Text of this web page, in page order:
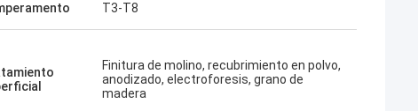
T3-T8
Finitura de molino, recubrimiento en polvo,
anodizado, electroforesis, grano de
madera